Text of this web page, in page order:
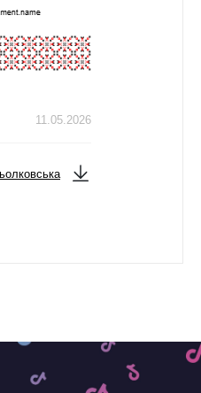
11.05.2026